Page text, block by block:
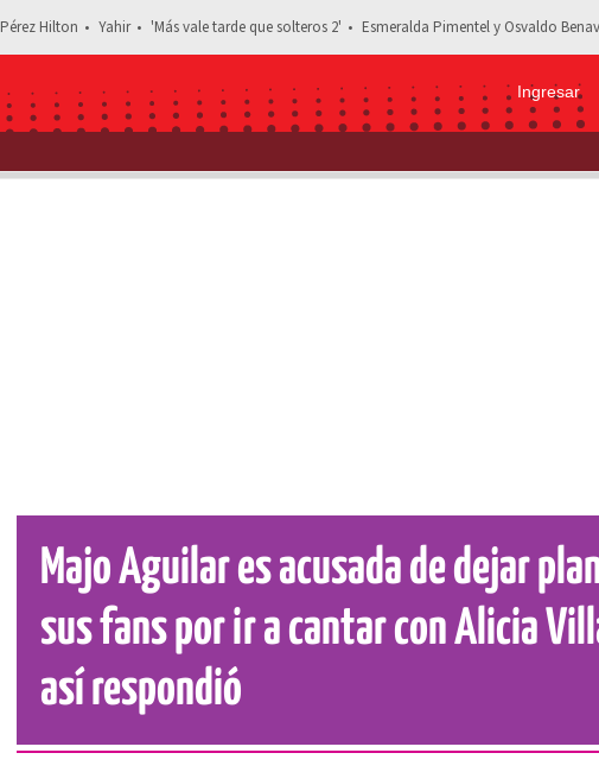
Pérez Hilton Yahir 'Más vale tarde que solteros 2' Esmeralda Pimentel y Osvaldo
Ingresar
Estás leyendo: Majo Aguilar es acusada de dejar plantados a sus fans por
Majo Aguilar es acusada de dejar
sus fans por ir a cantar con Alicia
así respondió